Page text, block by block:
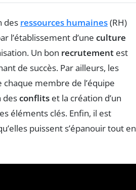
des ressources humaines(RH)
l’établissement d’une culture
Un bon recrutement est
de succès. Par ailleurs, les
membre de l’équipe
desconflits et la création d’un
éléments clés. Enfin, il est
puissent s’épanouir tout en